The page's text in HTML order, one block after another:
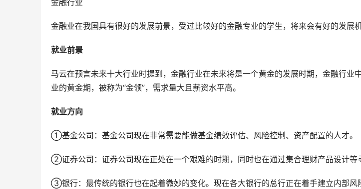
金融行业
金融业在我国具有很好的发展前景，受过比较好的金融专业的学生，将来会有好的发展机
就业前景
马云在预言未来十大行业时提到，金融行业在未来将是一个黄金的发展时期，金融行业
业的黄金期，被称为“金领”，需求量大且薪资水平高。
就业方向
①基金公司：基金公司现在非常需要能做基金绩效评估、风险控制、资产配置的人才。
②证券公司：证券公司现在正处在一个艰难的时期，同时也在通过集合理财产品设计等
③银行：最传统的银行也在起着微妙的变化。现在各大银行的总行正在着手建立内部风